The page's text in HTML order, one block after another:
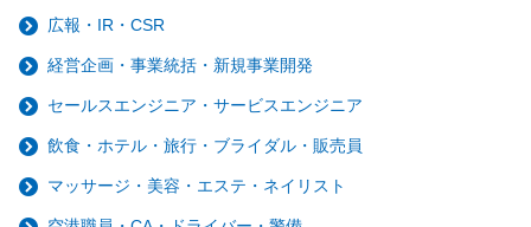
広報・IR・CSR
経営企画・事業統括・新規事業開発
セールスエンジニア・サービスエンジニア
飲食・ホテル・旅行・ブライダル・販売員
マッサージ・美容・エステ・ネイリスト